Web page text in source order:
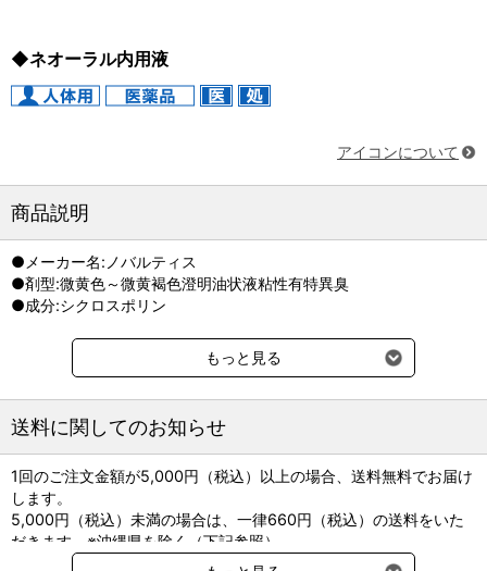
◆ネオーラル内用液
アイコンについて
商品説明
●メーカー名:ノバルティス
●剤型:微黄色～微黄褐色澄明油状液粘性有特異臭
●成分:シクロスポリン
もっと見る
送料に関してのお知らせ
1回のご注文金額が5,000円（税込）以上の場合、送料無料でお届け
します。
5,000円（税込）未満の場合は、一律660円（税込）の送料をいた
だきます。※沖縄県を除く（下記参照）
※2017年11月14日（火）より沖縄県へのお届けにつきましては、1